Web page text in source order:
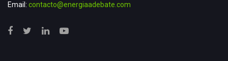
Email: contacto@energiaadebate.com